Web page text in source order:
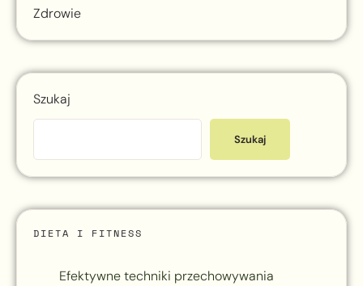
Zdrowie
Szukaj
Szukaj
DIETA I FITNESS
Efektywne techniki przechowywania